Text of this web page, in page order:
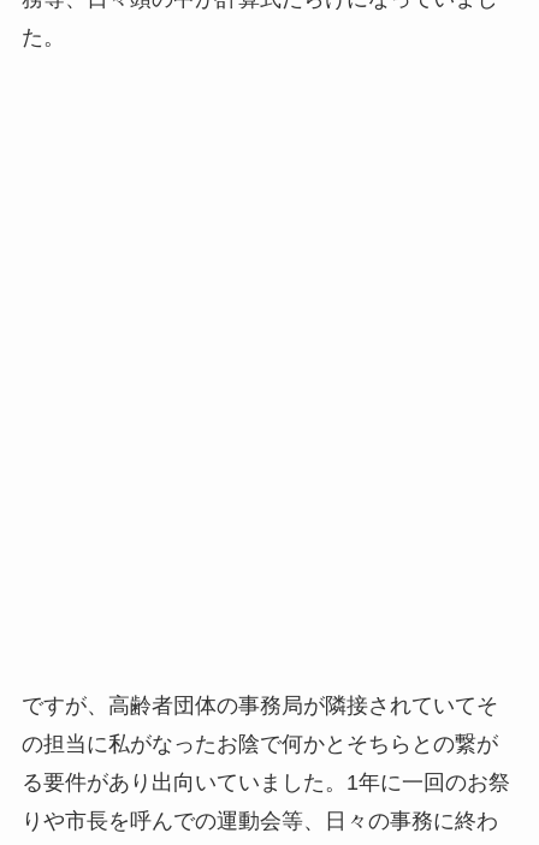
た。
ですが、高齢者団体の事務局が隣接されていてそ
の担当に私がなったお陰で何かとそちらとの繋が
る要件があり出向いていました。1年に一回のお祭
りや市長を呼んでの運動会等、日々の事務に終わ